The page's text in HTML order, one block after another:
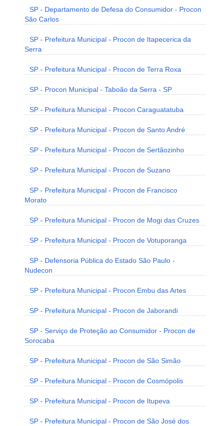
SP - Departamento de Defesa do Consumidor - Procon
São Carlos
SP - Prefeitura Municipal - Procon de Itapecerica da
Serra
SP - Prefeitura Municipal - Procon de Terra Roxa
SP - Procon Municipal - Taboão da Serra - SP
SP - Prefeitura Municipal - Procon Caraguatatuba
SP - Prefeitura Municipal - Procon de Santo André
SP - Prefeitura Municipal - Procon de Sertãozinho
SP - Prefeitura Municipal - Procon de Suzano
SP - Prefeitura Municipal - Procon de Francisco
Morato
SP - Prefeitura Municipal - Procon de Mogi das Cruzes
SP - Prefeitura Municipal - Procon de Votuporanga
SP - Defensoria Pública do Estado São Paulo -
Nudecon
SP - Prefeitura Municipal - Procon Embu das Artes
SP - Prefeitura Municipal - Procon de Jaborandi
SP - Serviço de Proteção ao Consumidor - Procon de
Sorocaba
SP - Prefeitura Municipal - Procon de São Simão
SP - Prefeitura Municipal - Procon de Cosmópolis
SP - Prefeitura Municipal - Procon de Itupeva
SP - Prefeitura Municipal - Procon de São José dos